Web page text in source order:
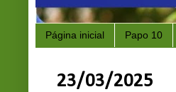
Página inicial Papo 10
23/03/2025